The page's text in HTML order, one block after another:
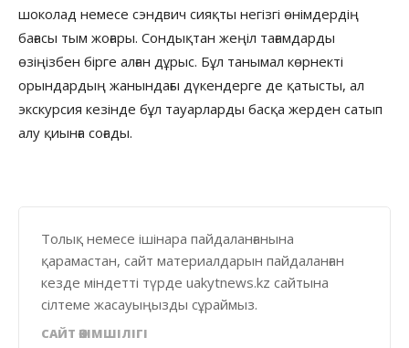
шоколад немесе сэндвич сияқты негізгі өнімдердің
бағасы тым жоғары. Сондықтан жеңіл тағамдарды
өзіңізбен бірге алған дұрыс. Бұл танымал көрнекті
орындардың жанындағы дүкендерге де қатысты, ал
экскурсия кезінде бұл тауарларды басқа жерден сатып
алу қиынға соғады.
Толық немесе ішінара пайдаланғанына
қарамастан, сайт материалдарын пайдаланған
кезде міндетті түрде uakytnews.kz сайтына
сілтеме жасауыңызды сұраймыз.
САЙТ ӘКІМШІЛІГІ